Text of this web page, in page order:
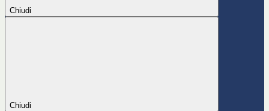
Chiudi
Chiudi